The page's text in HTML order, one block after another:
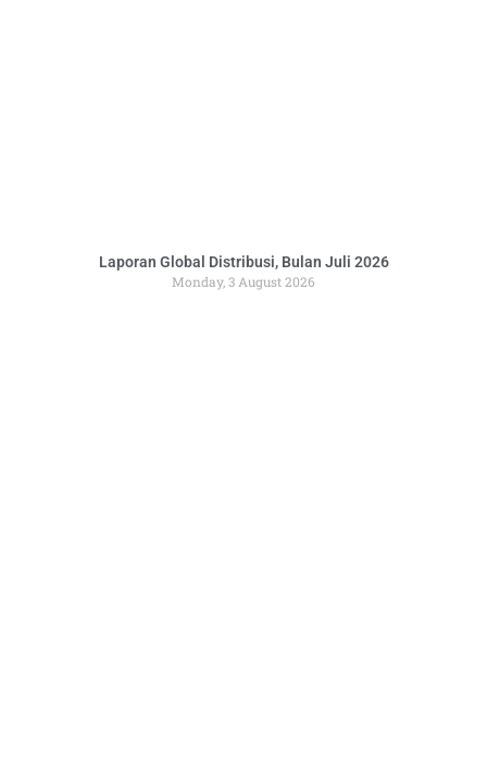
Laporan Global Distribusi, Bulan Juli 2026
Monday, 3 August 2026